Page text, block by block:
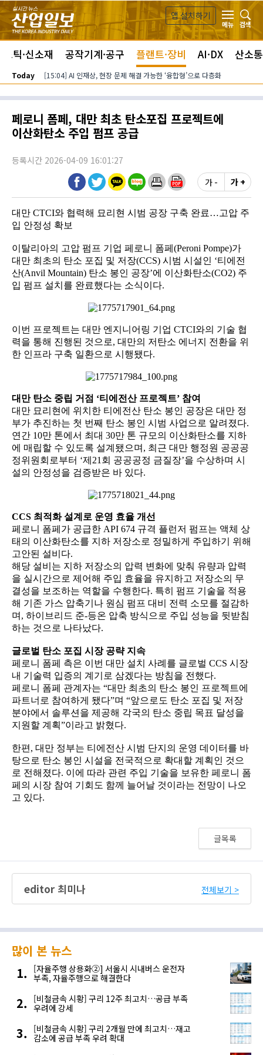
본문 바로가기
앱 설치하기
메뉴
검색
틱·신소재 공작기계·공구 플랜트·장비 AI·DX 산소통
Today [15:04] AI 인재상, 현장 문제 해결 가능한 ‘융합형’으로 다층화
페로니 폼페, 대만 최초 탄소포집 프로젝트에
이산화탄소 주입 펌프 공급
등록시간 2026-04-09 16:01:27
가 -
가 +
글목록
editor 최미나 전체보기 >
많이 본 뉴스
[자율주행 상용화②] 서울시 시내버스 운전자
부족, 자율주행으로 해결한다
[비철금속 시황] 구리 12주 최고치…공급 부족
우려에 강세
[비철금속 시황] 구리 2개월 만에 최고치…재고
감소에 공급 부족 우려 확대